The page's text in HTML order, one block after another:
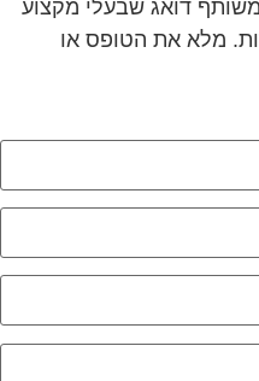
דואג שבעלי מקצוע
מלא את הטופס אולחץ